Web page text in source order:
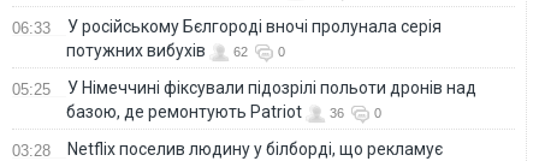
06:33
У російському Бєлгороді вночі пролунала серія
потужних вибухів
62 0
05:25
У Німеччині фіксували підозрілі польоти дронів над
базою, де ремонтують Patriot
36 0
03:28
Netflix поселив людину у білборді, що рекламує